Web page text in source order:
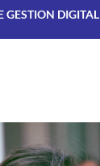
GESTION DIGITAL